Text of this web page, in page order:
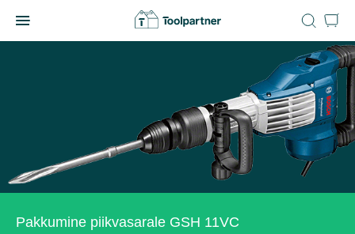
to
Toolpartner
Pakkumine piikvasarale GSH 11VC